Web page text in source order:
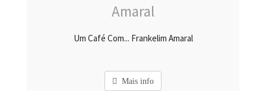
Um Café Com... Frankelim Amaral
Mais info